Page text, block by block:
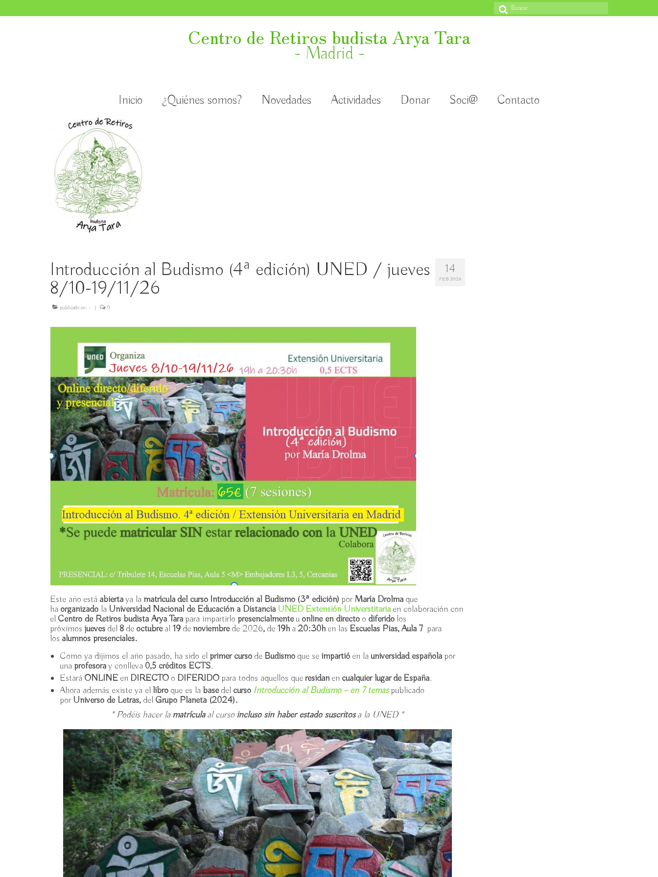
Buscar
por:
Centro de Retiros budista Arya Tara
- Madrid -
Inicio ¿Quiénes somos? Novedades Actividades Donar Soci@ Contacto
14
FEB 2026
Introducción al Budismo (4ª edición) UNED / jueves
8/10-19/11/26
publicado en: - 0
Este año está abiertaya la matrícula del curso Introducción al Budismo (3ª edición) porMaría Drolma que
ha organizado la Universidad Nacional de Educación a Distancia UNED Extensión Universtitaria en colaboración con
el Centro de Retiros budista Arya Tara para impartirlo presencialmenteu online en directo o diferido los
próximos jueves del 8 de octubreal 19 de noviembrede 2026, de 19h a 20:30h en las Escuelas Pias, Aula 7 para
los alumnos presenciales.
Como ya dijimos el año pasado, ha sido el primer curso de Budismo que se impartió en la universidad española por
una profesoray conlleva 0,5 créditos ECTS.
Estará ONLINE en DIRECTO o DIFERIDO para todos aquellos queresidan en cualquier lugar de España.
Ahora además existe ya el libro que es la basedel curso Introducción al Budismo – en 7 temaspublicado
por Universo de Letras, del Grupo Planeta (2024).
* Podéis hacer la matrículaal curso incluso sin haber estado suscritosa la UNED *